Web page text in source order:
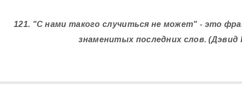
121. "С нами такого случиться не может" - это
знаменитых последних слов. (Дэвид